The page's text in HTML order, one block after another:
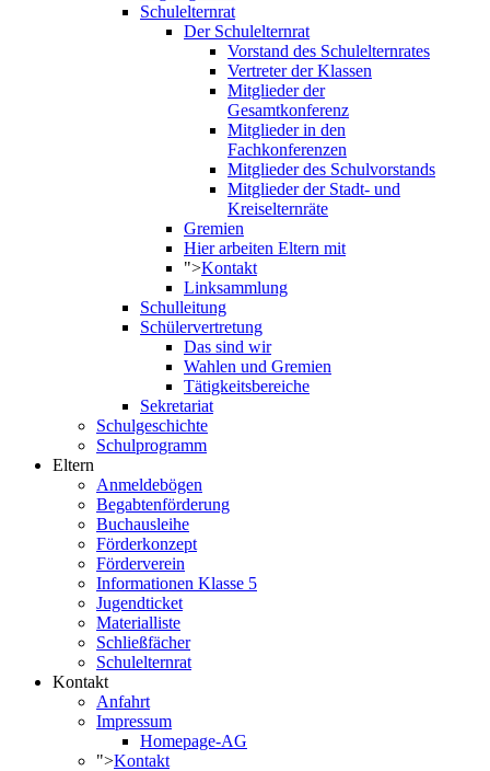
Schulelternrat
Der Schulelternrat
Vorstand des Schulelternrates
Vertreter der Klassen
Mitglieder der
Gesamtkonferenz
Mitglieder in den
Fachkonferenzen
Mitglieder des Schulvorstands
Mitglieder der Stadt- und
Kreiselternräte
Gremien
Hier arbeiten Eltern mit
">Kontakt
Linksammlung
Schulleitung
Schülervertretung
Das sind wir
Wahlen und Gremien
Tätigkeitsbereiche
Sekretariat
Schulgeschichte
Schulprogramm
Eltern
Anmeldebögen
Begabtenförderung
Buchausleihe
Förderkonzept
Förderverein
Informationen Klasse 5
Jugendticket
Materialliste
Schließfächer
Schulelternrat
Kontakt
Anfahrt
Impressum
Homepage-AG
">Kontakt